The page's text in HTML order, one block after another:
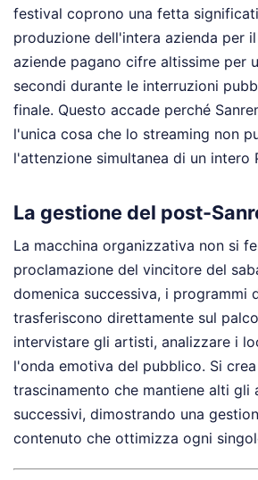
festival coprono una fetta
produzione dell'intera azienda per
aziende pagano cifre altissime per
secondi durante le interruzioni
finale. Questo accade perché
l'unica cosa che lo streaming non
l'attenzione simultanea di un intero
La gestione del post-
La macchina organizzativa non si
proclamazione del vincitore del
domenica successiva, i programmi
trasferiscono direttamente sul
intervistare gli artisti, analizzare i
l'onda emotiva del pubblico. Si
trascinamento che mantiene alti gli
successivi, dimostrando una
contenuto che ottimizza ogni